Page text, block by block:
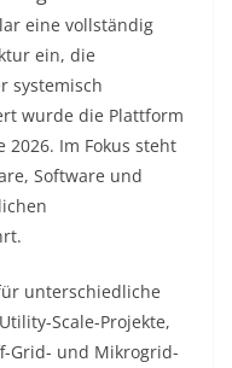
eine vollständig
ein, die
systemisch
wurde die Plattform
2026. Im Fokus steht
Software und
unterschiedliche
Scale-Projekte,
Grid- und Mikrogrid-